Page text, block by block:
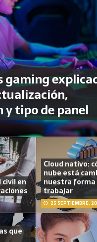
gaming
y tipo de panel
civil en
Cloud nativo:
nube está
nuestra forma
trabajar
25 SEPTIEMBRE,
que